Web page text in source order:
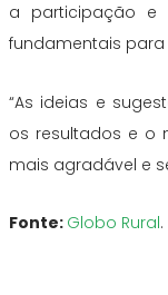
a participação e
fundamentais para
“As ideias e
os resultados e o
mais agradável e
Fonte: Globo Rural.